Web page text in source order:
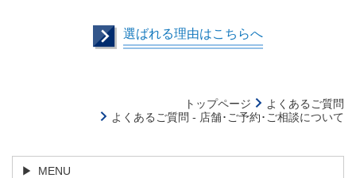
選ばれる理由はこちらへ
トップページ
よくあるご質問
よくあるご質問 - 店舗･ご予約･ご相談について
MENU